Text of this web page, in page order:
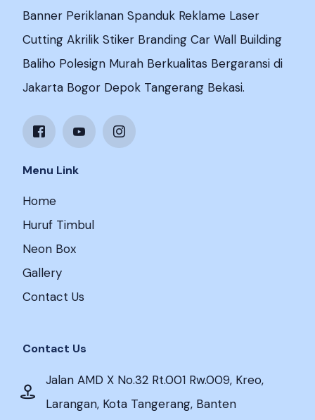
Banner Periklanan Spanduk Reklame Laser
Cutting Akrilik Stiker Branding Car Wall Building
Baliho Polesign Murah Berkualitas Bergaransi di
Jakarta Bogor Depok Tangerang Bekasi.
Menu Link
Home
Huruf Timbul
Neon Box
Gallery
Contact Us
Contact Us
Jalan AMD X No.32 Rt.001 Rw.009, Kreo,
Larangan, Kota Tangerang, Banten